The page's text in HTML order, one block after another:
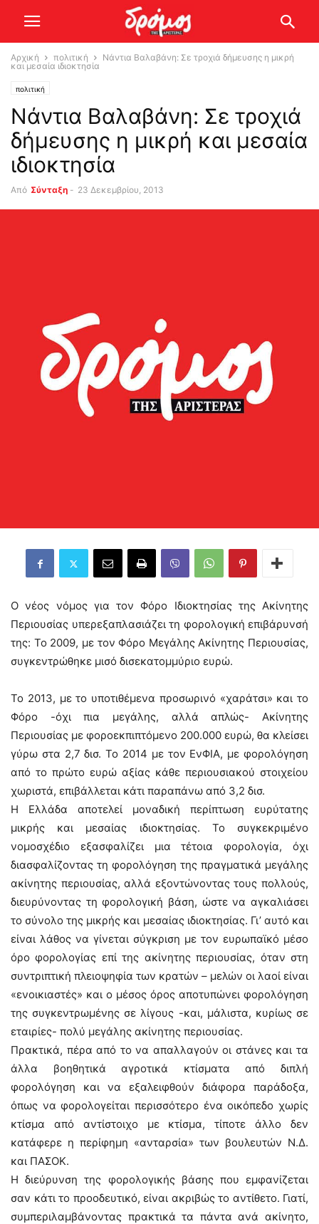
Αρχική πολιτική
Νάντια Βαλαβάνη: Σε τροχιά δήμευσης η μικρή
και μεσαία ιδιοκτησία
πολιτική
Νάντια Βαλαβάνη: Σε τροχιά
δήμευσης η μικρή και μεσαία
ιδιοκτησία
Από Σύνταξη - 23 Δεκεμβρίου, 2013
Ο νέος νόμος για τον Φόρο Ιδιοκτησίας της Ακίνητης
Περιουσίας υπερεξαπλασιάζει τη φορολογική επιβάρυνσή
της: Το 2009, με τον Φόρο Μεγάλης Ακίνητης Περιουσίας,
συγκεντρώθηκε μισό δισεκατομμύριο ευρώ.
Το 2013, με το υποτιθέμενα προσωρινό «χαράτσι» και το
Φόρο -όχι πια μεγάλης, αλλά απλώς- Ακίνητης
Περιουσίας με φοροεκπιπτόμενο 200.000 ευρώ, θα κλείσει
γύρω στα 2,7 δισ. Το 2014 με τον ΕνΦΙΑ, με φορολόγηση
από το πρώτο ευρώ αξίας κάθε περιουσιακού στοιχείου
χωριστά, επιβάλλεται κάτι παραπάνω από 3,2 δισ.
Η Ελλάδα αποτελεί μοναδική περίπτωση ευρύτατης
μικρής και μεσαίας ιδιοκτησίας. Το συγκεκριμένο
νομοσχέδιο εξασφαλίζει μια τέτοια φορολογία, όχι
διασφαλίζοντας τη φορολόγηση της πραγματικά μεγάλης
ακίνητης περιουσίας, αλλά εξοντώνοντας τους πολλούς,
διευρύνοντας τη φορολογική βάση, ώστε να αγκαλιάσει
το σύνολο της μικρής και μεσαίας ιδιοκτησίας. Γι’ αυτό και
είναι λάθος να γίνεται σύγκριση με τον ευρωπαϊκό μέσο
όρο φορολογίας επί της ακίνητης περιουσίας, όταν στη
συντριπτική πλειοψηφία των κρατών – μελών οι λαοί είναι
«ενοικιαστές» και ο μέσος όρος αποτυπώνει φορολόγηση
της συγκεντρωμένης σε λίγους -και, μάλιστα, κυρίως σε
εταιρίες- πολύ μεγάλης ακίνητης περιουσίας.
Πρακτικά, πέρα από το να απαλλαγούν οι στάνες και τα
άλλα βοηθητικά αγροτικά κτίσματα από διπλή
φορολόγηση και να εξαλειφθούν διάφορα παράδοξα,
όπως να φορολογείται περισσότερο ένα οικόπεδο χωρίς
κτίσμα από αντίστοιχο με κτίσμα, τίποτε άλλο δεν
κατάφερε η περίφημη «ανταρσία» των βουλευτών Ν.Δ.
και ΠΑΣΟΚ.
Η διεύρυνση της φορολογικής βάσης που εμφανίζεται
σαν κάτι το προοδευτικό, είναι ακριβώς το αντίθετο. Γιατί,
συμπεριλαμβάνοντας πρακτικά τα πάντα ανά ακίνητο,